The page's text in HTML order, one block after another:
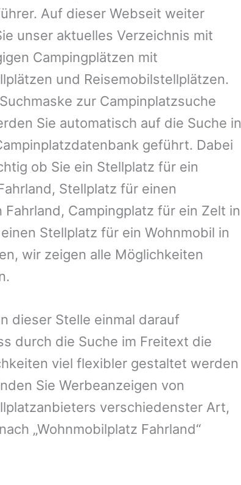
Auf dieser Webseit weiter
unser aktuelles Verzeichnis mit
Campingplätzen mit
und Reisemobilstellplätzen.
zur Campinplatzsuche
Sie automatisch auf die Suche in
geführt. Dabei
ob Sie ein Stellplatz für ein
Stellplatz für einen
Fahrland, Campingplatz für ein Zelt in
Stellplatz für ein Wohnmobil in
wir zeigen alle Möglichkeiten
dieser Stelle einmal darauf
durch die Suche im Freitext die
viel flexibler gestaltet werden
Sie Werbeanzeigen von
verschiedenster Art,
„Wohnmobilplatz Fahrland“